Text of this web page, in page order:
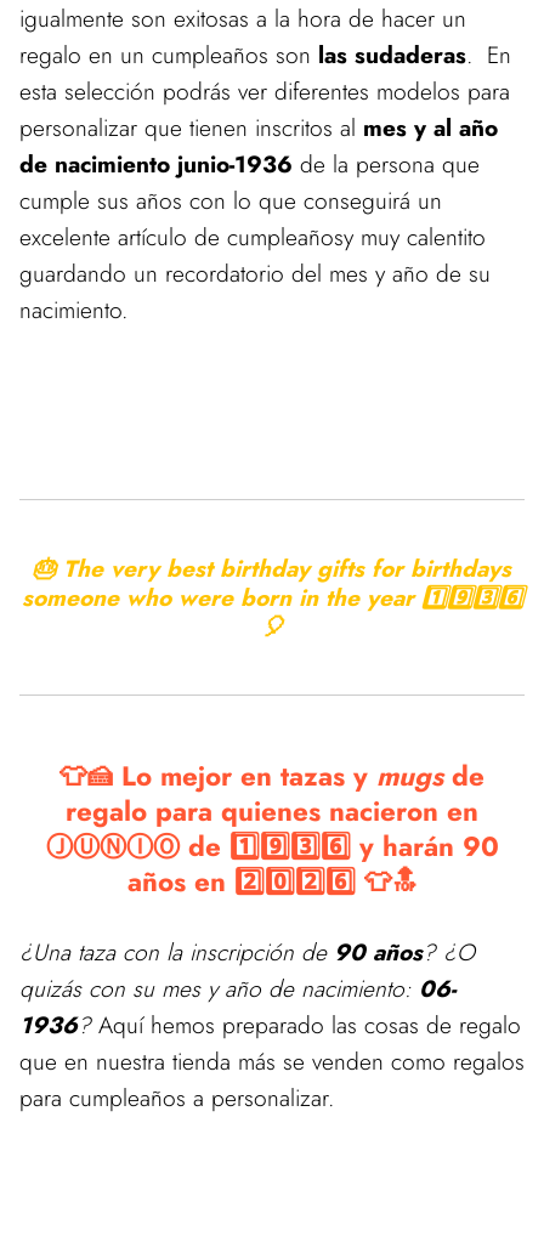
igualmente son exitosas a la hora de hacer un
regalo en un cumpleaños son las sudaderas. En
esta selección podrás ver diferentes modelos para
personalizar que tienen inscritos al mes y al año
de nacimiento junio-1936 de la persona que
cumple sus años con lo que conseguirá un
excelente artículo de cumpleañosy muy calentito
guardando un recordatorio del mes y año de su
nacimiento.
🎂 The very best birthday gifts for birthdays
someone who were born in the year 1️⃣9️⃣3️⃣6️⃣
🎈
👕🍰 Lo mejor en tazas y mugsde
regalo para quienes nacieron en
ⒿⓊⓃⒾⓄ de 1️⃣9️⃣3️⃣6️⃣ y harán 90
años en 2️⃣0️⃣2️⃣6️⃣ 👕🔝
¿Una taza con la inscripción de 90 años? ¿O
quizás con su mes y año de nacimiento: 06-
1936?Aquí hemos preparado las cosas de regalo
que en nuestra tienda más se venden como regalos
para cumpleaños a personalizar.